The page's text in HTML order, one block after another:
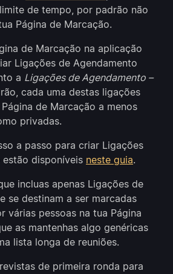
de tempo, por padrão não
Página de Marcação.
de Marcação na aplicação
Ligações de Agendamento
a Ligações de Agendamento –
cada uma destas ligações
de Marcação a menos
privadas.
a passo para criar Ligações
disponíveis neste guia.
incluas apenas Ligações de
se destinam a ser marcadas
várias pessoas na tua Página
as mantenhas algo genéricas
lista longa de reuniões.
de primeira ronda para